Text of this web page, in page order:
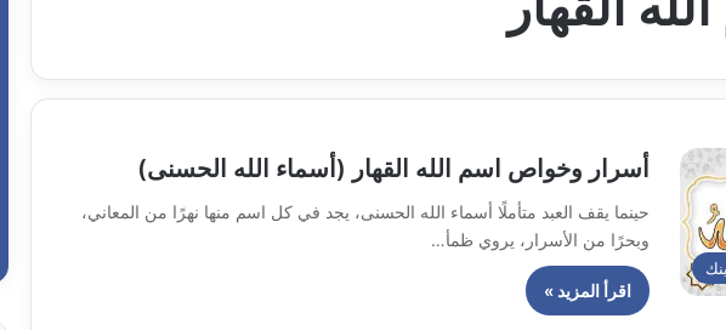
أسرار وخواص اسم الله القهار (أسماء الله الحسنى)
حينما يقف العبد متأملًا أسماء الله الحسنى، يجد في كل اسم منها نهرًا من المعاني،
وبحرًا من الأسرار، يروي ظمأ…
اقرأ المزيد »